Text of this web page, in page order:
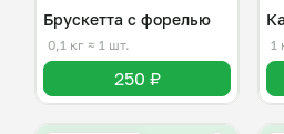
Брускетта с форелью
0,1 кг ≈ 1 шт.
250 ₽
1